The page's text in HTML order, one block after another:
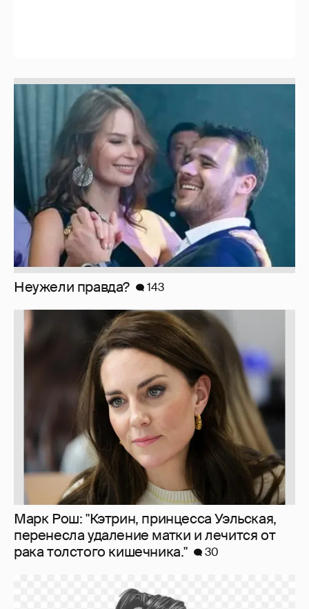
Неужели правда? 143
Марк Рош: "Кэтрин, принцесса Уэльская,
перенесла удаление матки и лечится от
рака толстого кишечника."
30